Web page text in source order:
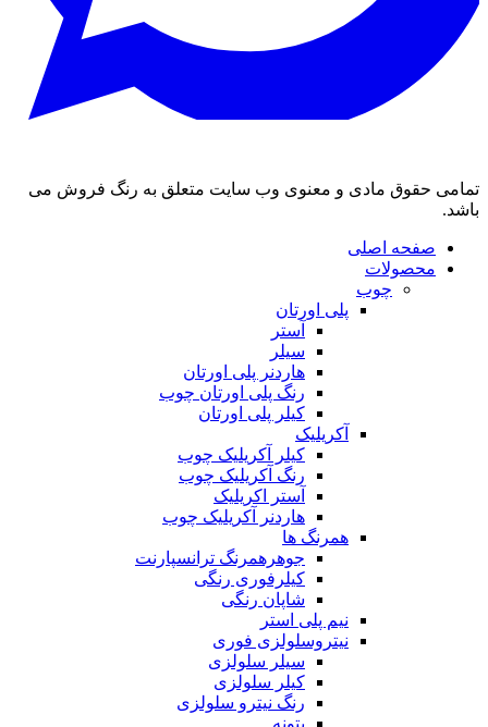
تمامی حقوق مادی و معنوی وب سایت متعلق به رنگ فروش می
باشد.
صفحه اصلی
محصولات
چوب
پلی اورتان
آستر
سیلر
هاردنر پلی اورتان
رنگ پلی اورتان چوب
کیلر پلی اورتان
آکریلیک
کیلر آکریلیک چوب
رنگ آکریلیک چوب
آستر اکریلیک
هاردنر آکریلیک چوب
همرنگ ها
جوهرهمرنگ ترانسپارنت
کیلرفوری رنگی
شاپان رنگی
نیم پلی استر
نیتروسلولزی فوری
سیلر سلولزی
کیلر سلولزی
رنگ نیترو سلولزی
بتونه